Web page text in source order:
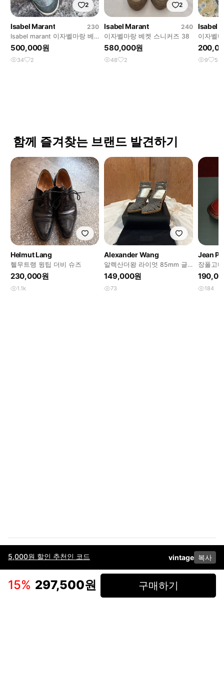
5,000원 할인 추천인 코드 vintage 복사
15% 297,500원 구매하기
2
Isabel Marant
230
Isabel marant 이자벨마랑 베
켓 35
500,000원
34 2
2
Isabel Marant
240
이자벨마랑 베켓 스니커즈 38
580,000원
48 2
Isabel
이자벨
일렛 샌
9 5
함께 즐겨찾는 브랜드 발견하기
Helmut Lang
헬무트랭 윙팁 더비 슈즈
230,000원
1.1k
Alexander Wang
알렉산더왕 라이엇 85mm 글
래디에이터 힐 샌들
149,000원
73
Jean
장폴고
184
이용약관고객센터판매개인정보 처리방침사업자 정보다운로드
인스타그램
페이스북